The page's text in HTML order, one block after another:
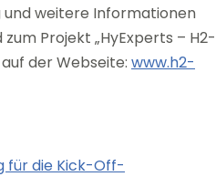
und weitere Informationen
Projekt „HyExperts – H2-
auf der Webseite: www.h2-
für die Kick-Off-